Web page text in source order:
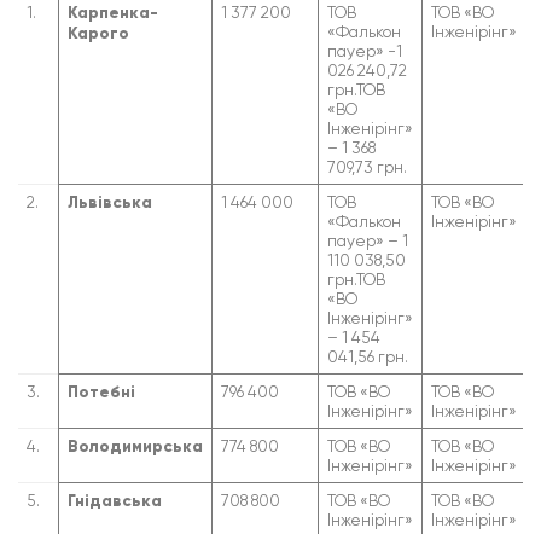
1.
Карпенка-
Карого
1 377 200
ТОВ
«Фалькон
пауер» -1
026 240,72
грн.ТОВ
«ВО
Інженірінг»
– 1 368
709,73 грн.
ТОВ «ВО
Інженірінг»
2. Львівська 1 464 000
ТОВ
«Фалькон
пауер» – 1
110 038,50
грн.ТОВ
«ВО
Інженірінг»
– 1 454
041,56 грн.
ТОВ «ВО
Інженірінг»
3. Потебні 796 400
ТОВ «ВО
Інженірінг»
ТОВ «ВО
Інженірінг»
4.
Володимирська 774 800
ТОВ «ВО
Інженірінг»
ТОВ «ВО
Інженірінг»
5.
Гнідавська 708 800
ТОВ «ВО
Інженірінг»
ТОВ «ВО
Інженірінг»